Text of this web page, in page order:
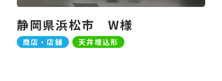
静岡県浜松市 W様
商店・店舗 天井埋込形